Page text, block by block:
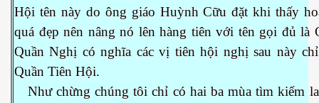
Hội tên này do ông giáo Huỳnh Cữu đặt khi thấy
quá đẹp nên nâng nó lên hàng tiên với tên gọi đủ là
Quần Nghị có nghĩa các vị tiên hội nghị sau này
Quần Tiên Hội.
Như chừng chúng tôi chỉ có hai ba mùa tìm kiếm